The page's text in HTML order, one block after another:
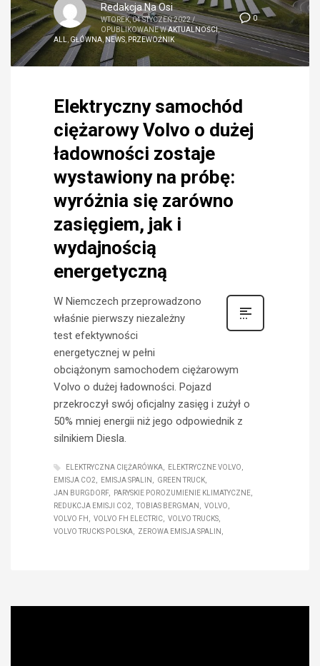
0
Redakcja Na Osi
WTOREK, 04 STYCZEŃ 2022 /
OPUBLIKOWANE WAKTUALNOŚCI,
ALL
GŁÓWNA NEWS PRZEWOŹNIK
Elektryczny samochód
ciężarowy Volvo o dużej
ładowności zostaje
wystawiony na próbę:
wyróżnia się zarówno
zasięgiem, jak i
wydajnością
energetyczną
W Niemczech przeprowadzono
właśnie pierwszy niezależny
test efektywności
energetycznej w pełni
obciążonym samochodem ciężarowym
Volvo o dużej ładowności. Pojazd
przekroczył swój oficjalny zasięg i zużył o
50% mniej energii niż jego odpowiednik z
silnikiem Diesla.
ELEKTRYCZNA CIĘŻARÓWKA
ELEKTRYCZNE VOLVO
EMISJA CO2
EMISJA SPALIN
GREEN TRUCK
JAN BURGDORF
PARYSKIE POROZUMIENIE KLIMATYCZNE
REDUKCJA EMISJI CO2
TOBIAS BERGMAN
VOLVO
VOLVO FH
VOLVO FH ELECTRIC
VOLVO TRUCKS
VOLVO TRUCKS POLSKA
ZEROWA EMISJA SPALIN